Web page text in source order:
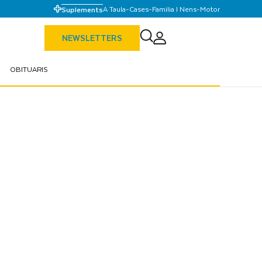
SuplementsA Taula-Cases-Familia I Nens-Motor
NEWSLETTERS
OBITUARIS